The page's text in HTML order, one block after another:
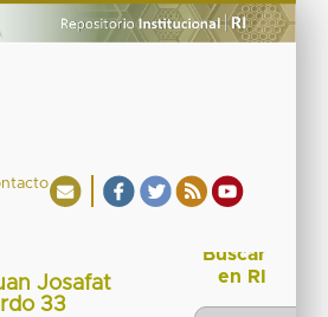
Josafat
33
Buscar
en RI